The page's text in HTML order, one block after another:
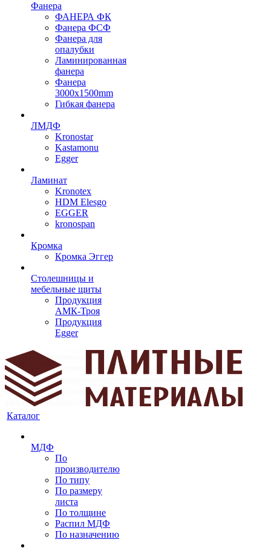
Фанера
ФАНЕРА ФК
Фанера ФСФ
Фанера для
опалубки
Ламинированная
фанера
Фанера
3000х1500mm
Гибкая фанера
ЛМДФ
Kronostar
Kastamonu
Egger
Ламинат
Kronotex
HDM Elesgo
EGGER
kronospan
Кромка
Кромка Эггер
Столешницы и
мебельные щиты
Продукция
АМК-Троя
Продукция
Egger
Каталог
МДФ
По
производителю
По типу
По размеру
листа
По толщине
Распил МДФ
По назначению